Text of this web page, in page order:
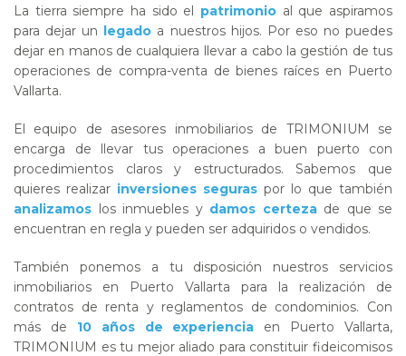
La tierra siempre ha sido el patrimonio al que aspiramos
para dejar un legado a nuestros hijos. Por eso no puedes
dejar en manos de cualquiera llevar a cabo la gestión de tus
operaciones de compra-venta de bienes raíces en Puerto
Vallarta.
El equipo de asesores inmobiliarios de TRIMONIUM se
encarga de llevar tus operaciones a buen puerto con
procedimientos claros y estructurados. Sabemos que
quieres realizar inversiones seguras por lo que también
analizamos los inmuebles y damos certezade que se
encuentran en regla y pueden ser adquiridos o vendidos.
También ponemos a tu disposición nuestros servicios
inmobiliarios en Puerto Vallarta para la realización de
contratos de renta y reglamentos de condominios. Con
más de 10 años de experiencia en Puerto Vallarta,
TRIMONIUM es tu mejor aliado para constituir fideicomisos